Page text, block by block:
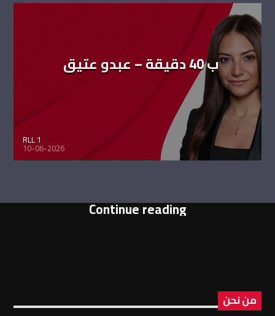
ب 40 دقيقة – عبدو عتيق
RLL 1
10-06-2026
Continue reading
من نحن